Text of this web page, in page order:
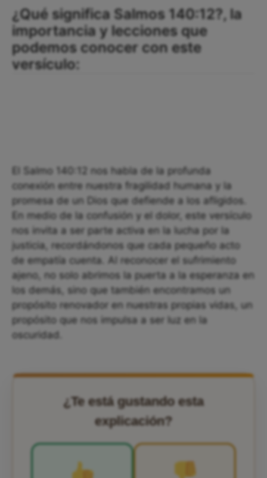
¿Qué significa Salmos 140:12?, la
importancia y lecciones que
podemos conocer con este
versículo:
El Salmo 140:12 nos habla de la profunda
conexión entre nuestra fragilidad humana y la
promesa de un Dios que defiende a los afligidos.
En medio de la confusión y el dolor, este versículo
nos invita a ser parte activa en la lucha por la
justicia, recordándonos que cada pequeño acto
de empatía cuenta. Al reconocer el sufrimiento
ajeno, no solo abrimos la puerta a la esperanza en
los demás, sino que también encontramos un
propósito renovador en nuestras propias vidas, un
propósito que nos impulsa a ser luz en la
oscuridad.
¿Te está gustando esta
explicación?